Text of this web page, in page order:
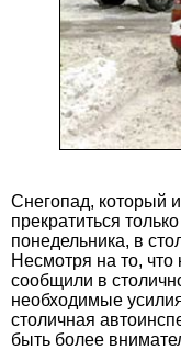
Снегопад, который
прекратиться
понедельника, в
Несмотря на то,
сообщили в
необходимые
столичная
быть более